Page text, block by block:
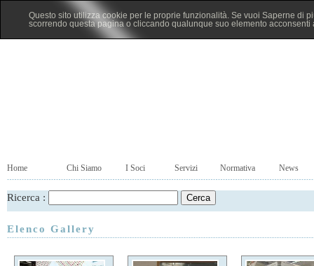
Questo sito utilizza cookie per le proprie funzionalità. Se vuoi Saperne di
scorrendo questa pagina o cliccando qualunque suo elemento acconsenti
Home Chi Siamo I Soci Servizi Normativa News
Ricerca :
Elenco Gallery